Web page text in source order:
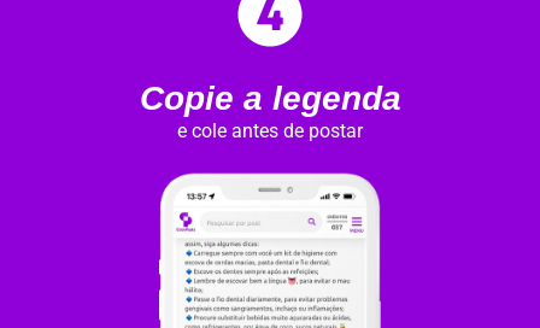
Copie a legenda​
e cole antes de postar